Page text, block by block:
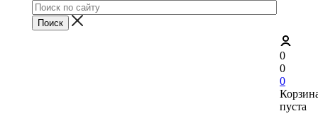
0
0
0
пуста